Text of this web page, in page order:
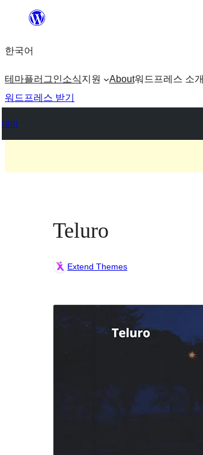
츠
로
가
한국어
테마플러그인소식지원 About워드프레스 소개
워드프레스 받기
테마
Teluro
Extend Themes